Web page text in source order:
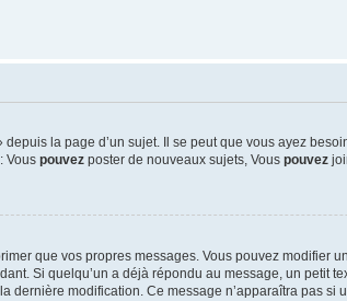
la page d’un sujet. Il se peut que vous ayez
Vous pouvez poster de nouveaux sujets, Vous pouvez
que vos propres messages. Vous pouvez modifier
Si quelqu’un a déjà répondu au message, un petit
dernière modification. Ce message n’apparaîtra pas